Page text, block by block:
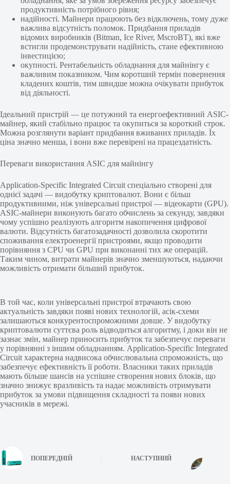
продуктивність потрібного рівня;
надійності. Майнери працюють без відключень, тому дуже
важлива відсутність поломок. Придбання приладів
відомих виробників (Bitman, Ice River, MscroBT), які вже
встигли продемонструвати надійність, стане ефективною
інвестицією;
окупності. Рентабельність обладнання для майнінгу є
важливим показником. Чим коротший термін повернення
кладених коштів, тим швидше можна очікувати прибуток
від діяльності.
Ідеальний пристрій — це потужний та енергоефективний ASIC-
майнер, який стабільно працює та окупиться за короткий строк.
Можна розглянути варіант придбання вживаних приладів. Їх
ціна значно менша, і вони вже перевірені на працездатність.
Переваги використання ASIC для майнінгу
Application-Specific Integrated Circuit спеціально створені для
однієї задачі — видобутку криптовалют. Вони є більш
продуктивними, ніж універсальні пристрої — відеокарти (GPU).
ASIC-майнери виконують багато обчислень за секунду, завдяки
чому успішно реалізують алгоритм накопичення цифрової
валюти. Відсутність багатозадачності дозволила скоротити
споживання електроенергії пристроями, якщо проводити
порівняння з CPU чи GPU при виконанні тих же операцій.
Таким чином, витрати майнерів значно зменшуються, надаючи
можливість отримати більший прибуток.
В той час, коли універсальні пристрої втрачають свою
актуальність завдяки появі нових технологій, асік-схеми
залишаються конкурентоспроможними довше. У видобутку
криптовалюти суттєва роль відводиться алгоритму, і доки він не
зазнає змін, майнер приносить прибуток та забезпечує переваги
у порівнянні з іншим обладнанням. Application-Specific Integrated
Circuit характерна надвисока обчислювальна спроможність, що
забезпечує ефективність її роботи. Власники таких приладів
мають більше шансів на успішне створення нових блоків, що
значно знижує вразливість та надає можливість отримувати
прибуток за умови підвищення складності та появи нових
учасників в мережі.
ПОПЕРЕДНІЙ НАСТУПНИЙ